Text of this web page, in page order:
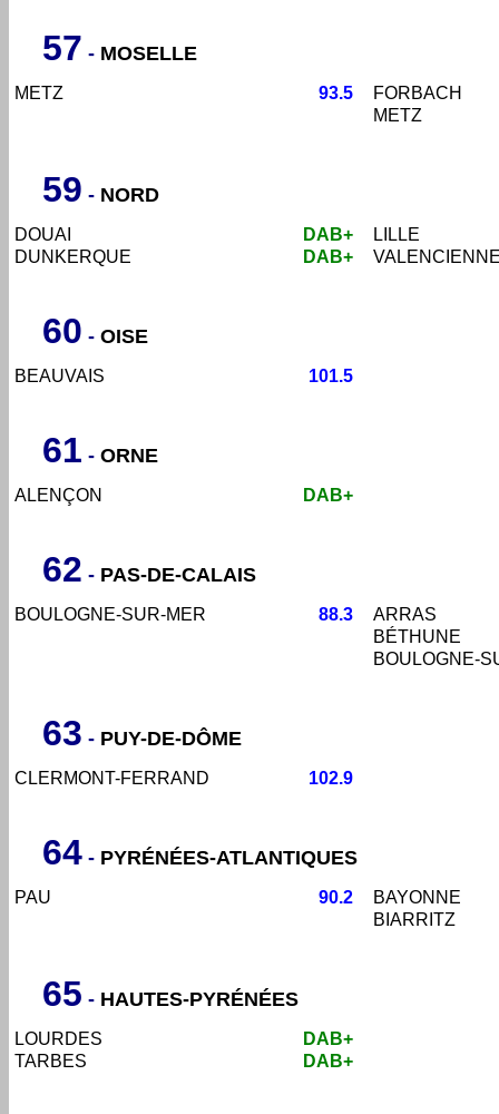
57 - MOSELLE
METZ 93.5
FORBACH
METZ
59 - NORD
DOUAI DAB+
LILLE
DUNKERQUE
DAB+
60 - OISE
BEAUVAIS 101.5
61 - ORNE
ALENÇON DAB+
62 - PAS-DE-CALAIS
BOULOGNE-SUR-MER 88.3
ARRAS
BÉTHUNE
BOULOGNE-
63 - PUY-DE-DÔME
CLERMONT-FERRAND 102.9
64 - PYRÉNÉES-ATLANTIQUES
PAU 90.2
BAYONNE
BIARRITZ
65 - HAUTES-PYRÉNÉES
LOURDES
DAB+
TARBES
DAB+